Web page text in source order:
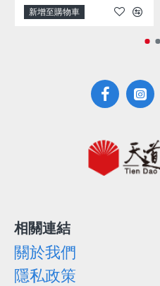
新增至購物車
相關連結
關於我們
隱私政策